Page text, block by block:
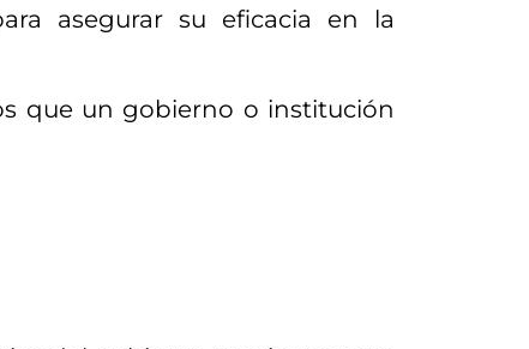
asegurar su eficacia en la
que un gobierno o institución